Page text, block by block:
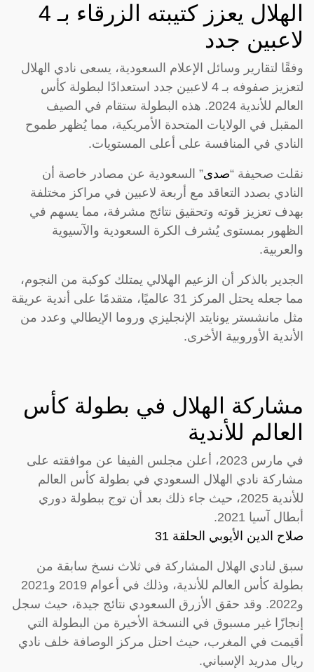
الهلال يعزز كتيبته الزرقاء بـ 4
لاعبين جدد
وفقًا لتقارير وسائل الإعلام السعودية، يسعى نادي الهلال
لتعزيز صفوفه بـ 4 لاعبين جدد استعدادًا لبطولة كأس
العالم للأندية 2024. هذه البطولة ستقام في الصيف
المقبل في الولايات المتحدة الأمريكية، مما يُظهر طموح
النادي في المنافسة على أعلى المستويات.
نقلت صحيفة “صدى” السعودية عن مصادر خاصة أن
النادي بصدد التعاقد مع أربعة لاعبين في مراكز مختلفة
بهدف تعزيز قوته وتحقيق نتائج مشرفة، مما يسهم في
الظهور بمستوى يُشرف الكرة السعودية والآسيوية
والعربية.
الجدير بالذكر أن الزعيم الهلالي يمتلك كوكبة من النجوم،
مما جعله يحتل المركز 31 عالميًا، متقدمًا على أندية عريقة
مثل مانشستر يونايتد الإنجليزي وروما الإيطالي وعدد من
الأندية الأوروبية الأخرى.
مشاركة الهلال في بطولة كأس
العالم للأندية
في مارس 2023، أعلن مجلس الفيفا عن موافقته على
مشاركة نادي الهلال السعودي في بطولة كأس العالم
للأندية 2025، حيث جاء ذلك بعد أن توج ببطولة دوري
أبطال آسيا 2021.
صلاح الدين الأيوبي الحلقة 31
سبق لنادي الهلال المشاركة في ثلاث نسخ سابقة من
بطولة كأس العالم للأندية، وذلك في أعوام 2019 و2021
و2022. وقد حقق الأزرق السعودي نتائج جيدة، حيث سجل
إنجازًا غير مسبوق في النسخة الأخيرة من البطولة التي
أقيمت في المغرب، حيث احتل مركز الوصافة خلف نادي
ريال مدريد الإسباني.